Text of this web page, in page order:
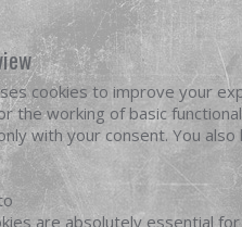
cookies to improve your
the working of basic
with your consent. You
are absolutely essential